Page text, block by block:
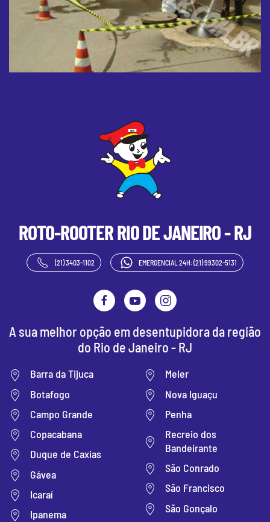
ROTO-ROOTERRIO DE JANEIRO - RJ
(21) 3403-1102 EMERGENCIAL 24H: (21) 99302-5131
A sua melhor opção em desentupidora da região
do Rio de Janeiro - RJ
Barra da Tijuca
Botafogo
Campo Grande
Copacabana
Duque de Caxias
Gávea
Icaraí
Ipanema
Meier
Nova Iguaçu
Penha
Recreio dos
Bandeirante
São Conrado
São Francisco
São Gonçalo